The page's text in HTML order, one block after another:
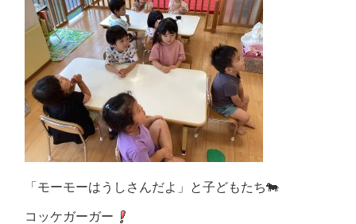
「モーモーはうしさんだよ」と子どもたち🐄
コッケガーガー